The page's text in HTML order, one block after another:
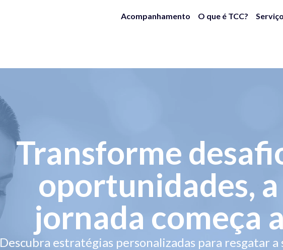
Acompanhamento O que é TCC?
Transforme
oportunidades, a
jornada começa
Descubra estratégias personalizadas para resgatar a